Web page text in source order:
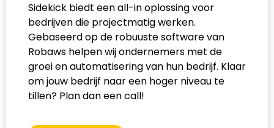
Sidekick biedt een all-in oplossing voor
bedrijven die projectmatig werken.
Gebaseerd op de robuuste software van
Robaws helpen wij ondernemers met de
groei en automatisering van hun bedrijf. Klaar
om jouw bedrijf naar een hoger niveau te
tillen? Plan dan een call!